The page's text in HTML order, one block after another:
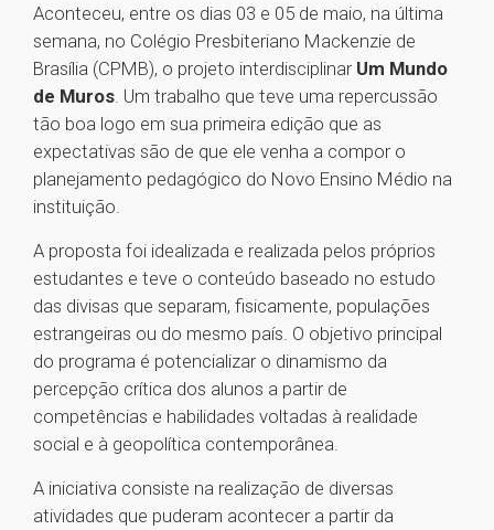
Aconteceu, entre os dias 03 e 05 de maio, na última
semana, no Colégio Presbiteriano Mackenzie de
Brasília (CPMB), o projeto interdisciplinar Um Mundo
de Muros. Um trabalho que teve uma repercussão
tão boa logo em sua primeira edição que as
expectativas são de que ele venha a compor o
planejamento pedagógico do Novo Ensino Médio na
instituição.
A proposta foi idealizada e realizada pelos próprios
estudantes e teve o conteúdo baseado no estudo
das divisas que separam, fisicamente, populações
estrangeiras ou do mesmo país. O objetivo principal
do programa é potencializar o dinamismo da
percepção crítica dos alunos a partir de
competências e habilidades voltadas à realidade
social e à geopolítica contemporânea.
A iniciativa consiste na realização de diversas
atividades que puderam acontecer a partir da